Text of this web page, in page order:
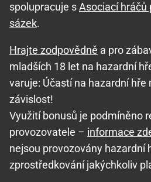
spolupracuje sAsociací hráčů
sázek.
Hrajte zodpovědně a pro
mladších 18 let na hazardní
varuje: Účastí na hazardní
závislost!
Využití bonusů je podmíněno
provozovatele – informace
nejsou provozovány hazardní
zprostředkování jakýchkoliv